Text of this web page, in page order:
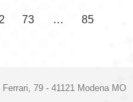
73 … 85
79 - 41121 Modena MO